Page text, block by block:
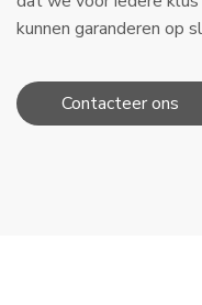
kunnen garanderen op
Contacteer ons